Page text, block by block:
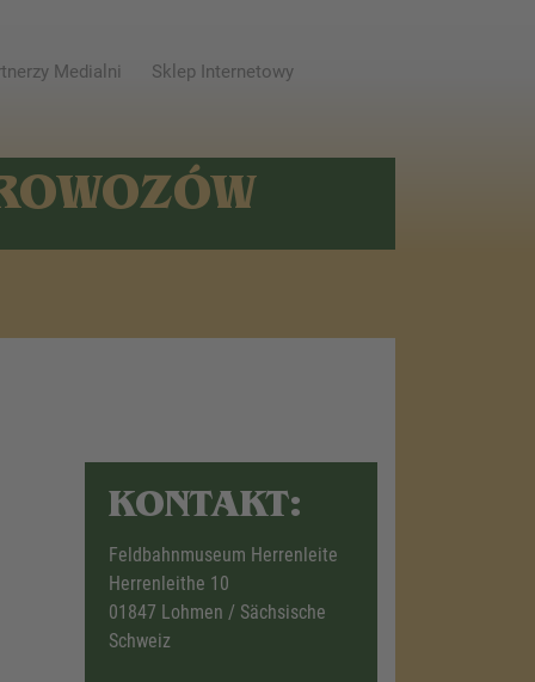
Medialni Sklep Internetowy
KONTAKT:
Feldbahnmuseum Herrenleite
Herrenleithe 10
01847 Lohmen / Sächsische
Schweiz